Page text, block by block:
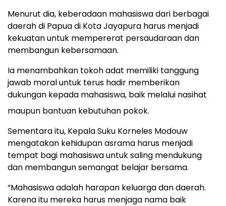
Menurut dia, keberadaan mahasiswa dari berbagai
daerah di Papua di Kota Jayapura harus menjadi
kekuatan untuk mempererat persaudaraan dan
membangun kebersamaan.
Ia menambahkan tokoh adat memiliki tanggung
jawab moral untuk terus hadir memberikan
dukungan kepada mahasiswa, baik melalui nasihat
maupun bantuan kebutuhan pokok.
Sementara itu, Kepala Suku Korneles Modouw
mengatakan kehidupan asrama harus menjadi
tempat bagi mahasiswa untuk saling mendukung
dan membangun semangat belajar bersama.
“Mahasiswa adalah harapan keluarga dan daerah.
Karena itu mereka harus menjaga nama baik